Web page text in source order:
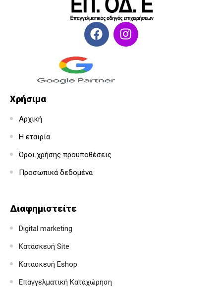
Χρήσιμα
Αρχική
Η εταιρία
Όροι χρήσης προϋποθέσεις
Προσωπικά δεδομένα
Διαφημιστείτε
Digital marketing
Κατασκευή Site
Κατασκευή Eshop
Επαγγελματική Καταχώρηση